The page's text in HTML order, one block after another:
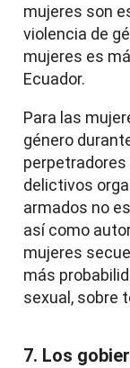
mujeres son
violencia de
mujeres es
Ecuador.
Para las
género
delictivos
armados no
así como
mujeres
más
sexual, sobre
7. Los